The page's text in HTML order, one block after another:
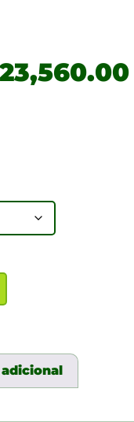
23,560.00